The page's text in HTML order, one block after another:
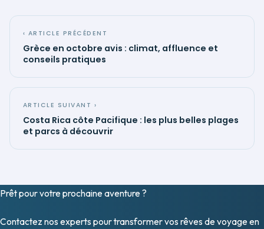
‹ ARTICLE PRÉCÉDENT
Grèce en octobre avis : climat, affluence et
conseils pratiques
ARTICLE SUIVANT ›
Costa Rica côte Pacifique : les plus belles plages
et parcs à découvrir
Prêt pour votre prochaine aventure ?
Contactez nos experts pour transformer vos rêves de voyage en